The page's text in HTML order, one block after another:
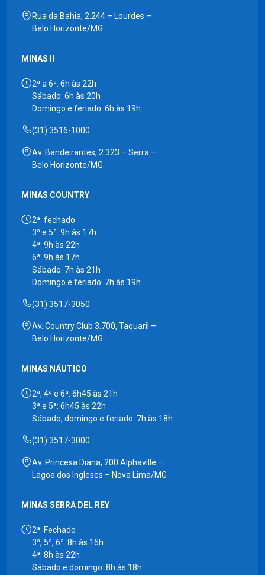
Rua da Bahia, 2.244 – Lourdes –
Belo Horizonte/MG
MINAS II
2ª a 6ª: 6h às 22h
Sábado: 6h às 20h
Domingo e feriado: 6h às 19h
(31) 3516-1000
Av. Bandeirantes, 2.323 – Serra –
Belo Horizonte/MG
MINAS COUNTRY
2ª: fechado
3ª e 5ª: 9h às 17h
4ª: 9h às 22h
6ª: 9h às 17h
Sábado: 7h às 21h
Domingo e feriado: 7h às 19h
(31) 3517-3050
Av. Country Club 3.700, Taquaril –
Belo Horizonte/MG
MINAS NÁUTICO
2ª, 4ª e 6ª: 6h45 às 21h
3ª e 5ª: 6h45 às 22h
Sábado, domingo e feriado: 7h às 18h
(31) 3517-3000
Av. Princesa Diana, 200 Alphaville –
Lagoa dos Ingleses – Nova Lima/MG
MINAS SERRA DEL REY
2ª: Fechado
3ª, 5ª, 6ª: 8h às 16h
4ª: 8h às 22h
Sábado e domingo: 8h às 18h